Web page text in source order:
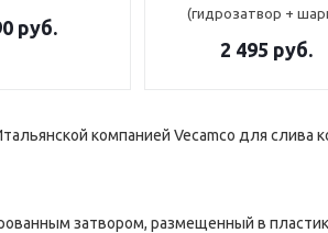
руб.
(гидрозатвор +
2 495 руб.
компанией Vecamco для слива
затвором, размещенный в